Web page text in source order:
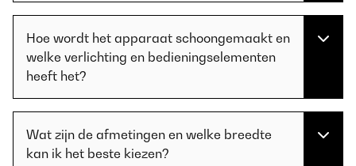
Hoe wordt het apparaat schoongemaakt en
welke verlichting en bedieningselementen
heeft het?
Wat zijn de afmetingen en welke breedte
kan ik het beste kiezen?